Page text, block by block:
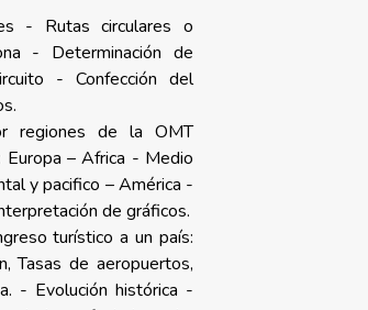
- Rutas circulares o
- Determinación de
- Confección del
regiones de la OMT
Europa – Africa - Medio
y pacifico – América -
de gráficos.
turístico a un país:
Tasas de aeropuertos,
- Evolución histórica -